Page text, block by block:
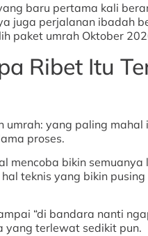
baru pertama kali
juga perjalanan ibadah
paket umrah Oktober
Ribet Itu
umrah: yang paling mahal
proses.
mencoba bikin semuanya
teknis yang bikin
“di bandara nanti
yang terlewat sedikit pun.